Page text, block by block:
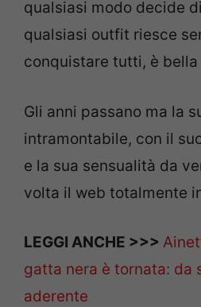
qualsiasi modo decide
qualsiasi outfit riesce
conquistare tutti, è
Gli anni passano ma la
intramontabile, con il
e la sua sensualità da
volta il web totalmente
LEGGI ANCHE >>>
gatta nera è tornata: da
aderente